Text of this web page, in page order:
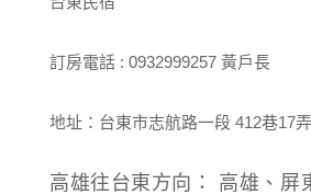
訂房電話 : 0932999257 黃戶長
地址：台東市志航路一段 412巷17
高雄往台東方向： 高雄、